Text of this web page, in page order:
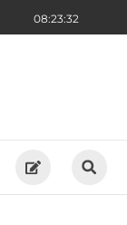
08:23:34